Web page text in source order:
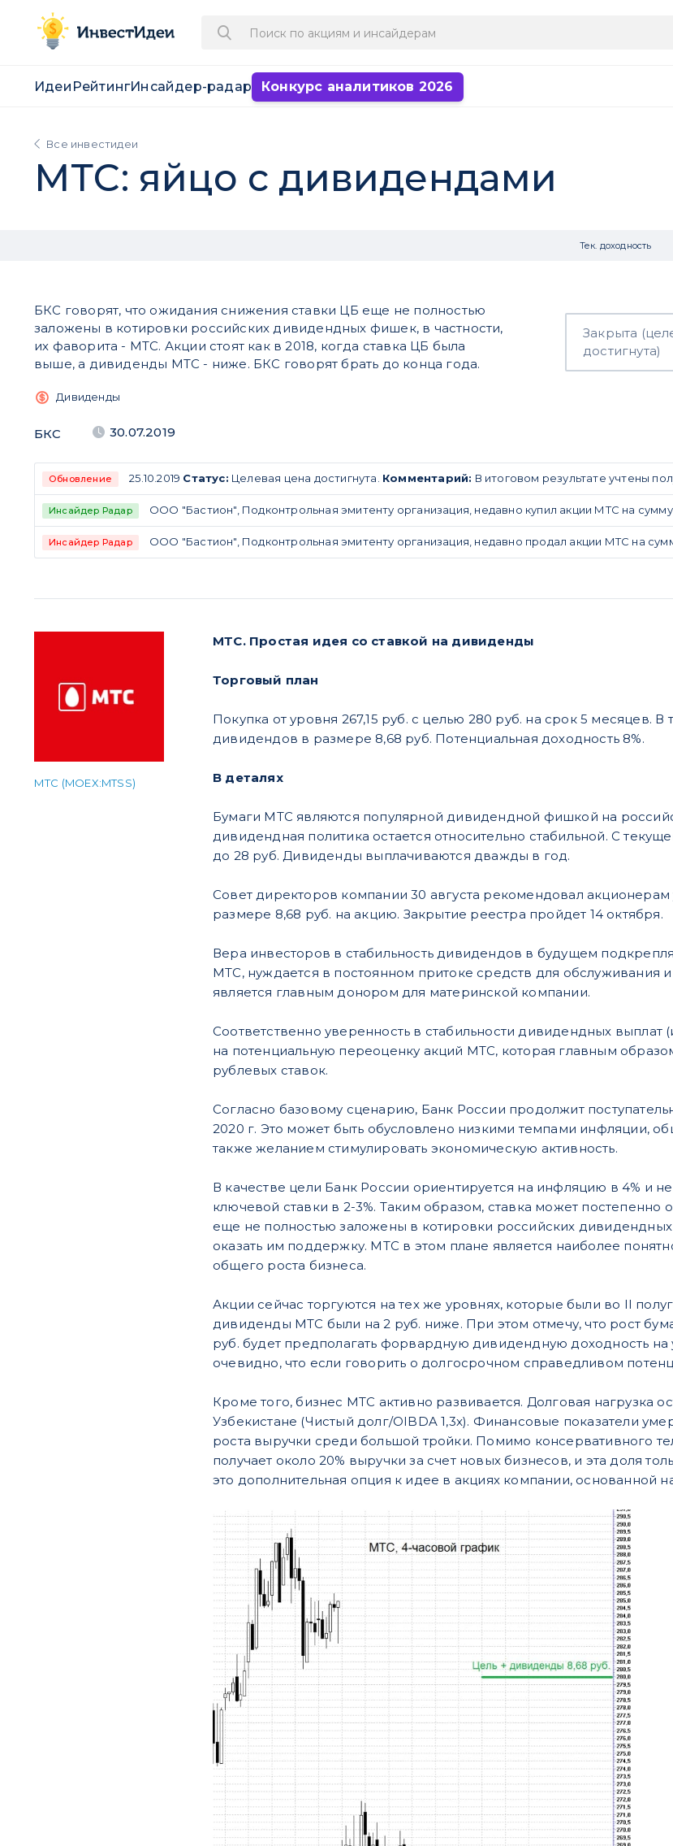
Идеи РейтингИнсайдер-радар Конкурс аналитиков 2026
Все инвестидеи
МТС: яйцо с дивидендами
Тек. доходность
БКС говорят, что ожидания снижения ставки ЦБ еще не полностью
заложены в котировки российских дивидендных фишек, в частности,
их фаворита - МТС. Акции стоят как в 2018, когда ставка ЦБ была
выше, а дивиденды МТС - ниже. БКС говорят брать до конца года.
Закрыта
достигнута)
Дивиденды
БКС 30.07.2019
Обновление 25.10.2019 Статус: Целевая цена достигнута. Комментарий: В итоговом результате учтены
Инсайдер Радар ООО "Бастион", Подконтрольная эмитенту организация, недавно купил акции МТС на сумму
Инсайдер Радар ООО "Бастион", Подконтрольная эмитенту организация, недавно продал акции МТС на
МТС (MOEX:MTSS)
МТС. Простая идея со ставкой на дивиденды
Торговый план
Покупка от уровня 267,15 руб. с целью 280 руб. на срок 5 месяцев.
дивидендов в размере 8,68 руб. Потенциальная доходность 8%.
В деталях
Бумаги МТС являются популярной дивидендной фишкой на
дивидендная политика остается относительно стабильной. С
до 28 руб. Дивиденды выплачиваются дважды в год.
Совет директоров компании 30 августа рекомендовал
размере 8,68 руб. на акцию. Закрытие реестра пройдет 14 октября.
Вера инвесторов в стабильность дивидендов в будущем
МТС, нуждается в постоянном притоке средств для обслуживания
является главным донором для материнской компании.
Соответственно уверенность в стабильности дивидендных
на потенциальную переоценку акций МТС, которая главным
рублевых ставок.
Согласно базовому сценарию, Банк России продолжит
2020 г. Это может быть обусловлено низкими темпами инфляции,
также желанием стимулировать экономическую активность.
В качестве цели Банк России ориентируется на инфляцию в 4% и
ключевой ставки в 2-3%. Таким образом, ставка может постепенно
еще не полностью заложены в котировки российских
оказать им поддержку. МТС в этом плане является наиболее
общего роста бизнеса.
Акции сейчас торгуются на тех же уровнях, которые были во II
дивиденды МТС были на 2 руб. ниже. При этом отмечу, что рост
руб. будет предполагать форвардную дивидендную доходность на
очевидно, что если говорить о долгосрочном справедливом
Кроме того, бизнес МТС активно развивается. Долговая нагрузка
Узбекистане (Чистый долг/OIBDA 1,3x). Финансовые показатели
роста выручки среди большой тройки. Помимо консервативного
получает около 20% выручки за счет новых бизнесов, и эта доля
это дополнительная опция к идее в акциях компании, основанной